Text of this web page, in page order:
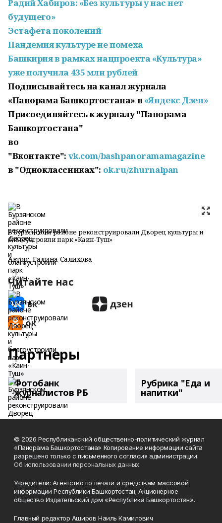
Радий Хабиров: «Без культуры у нас нет
будущего»
Эстафета поколений
Пандемия культуре не помеха
Башкирия в рамках нацпроекта «Культура»
уже получила 435 млн рублей
Подписывайтесь на канал журнала
«Панорама Башкортостана» в «Яндекс Дзен»
Присоединяйтесь к журналу "Панорама
Башкортостана"
во
"Вконтакте": vk.com/bashpanoramamagazine
в "Одноклассниках": ok.ru/zhurnalpan
В Бурзянском районе реконструировали Дворец культуры и
благоустроили парк «Каин-Туш»
Автор: Галина Салихова
Читайте нас
Партнеры
Фотобанк
журналистов РБ
Рубрика "Еда и
напитки"
© 2026 Республиканский общественно-политический журнал
«Панорама Башкортостана» Копирование информации сайта
разрешено только с письменного согласия администрации.
Об использовании персональных данных
Учредители: Агентство по печати и средствам массовой
информации Республики Башкортостан; Акционерное
общество Издательский дом «Республика Башкортостан».
Главный редактор Аширов Наиль Камилович